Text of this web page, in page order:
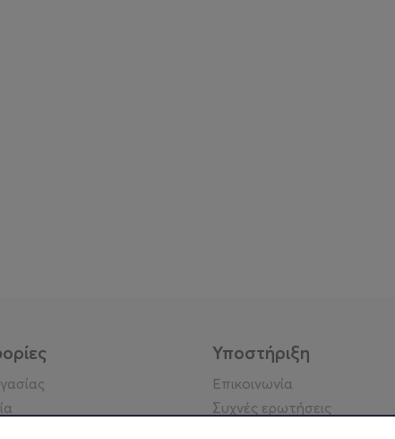
Υποστήριξη
Επικοινωνία
Συχνές ερωτήσεις